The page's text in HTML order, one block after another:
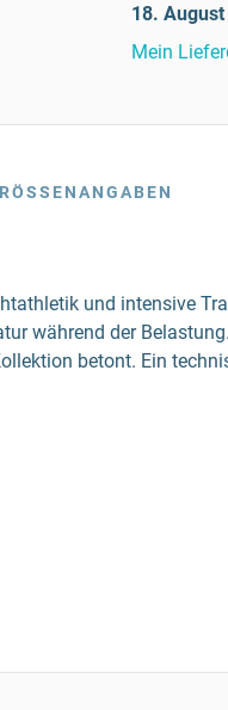
18.
Mein
und intensive
während der
betont. Ein